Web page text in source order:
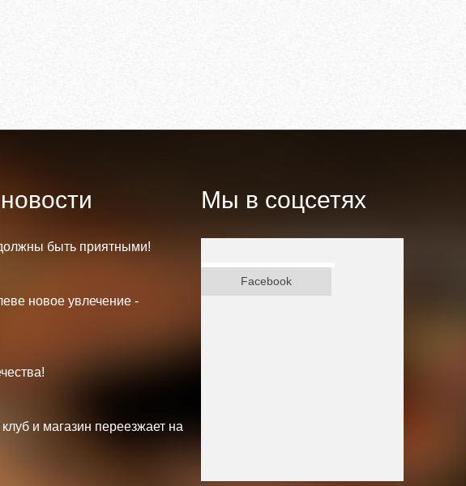
быть приятными!
новое увлечение -
и магазин переезжает на
Мы в соцсетях
Facebook